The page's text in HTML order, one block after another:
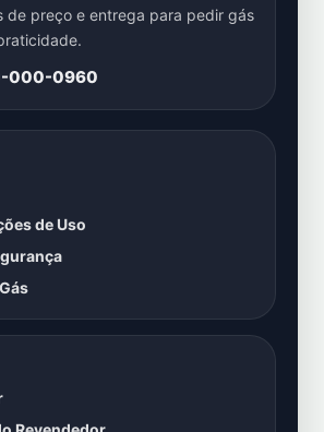
de preço e entrega para pedir gás
000-0960
de Uso